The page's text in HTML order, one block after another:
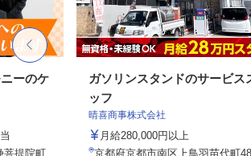
ーのケ
菩提院町
ガソリンスタンドのサービス
ッフ
晴喜商事株式会社
月給280,000円以上
京都府京都市南区上鳥羽苗代町